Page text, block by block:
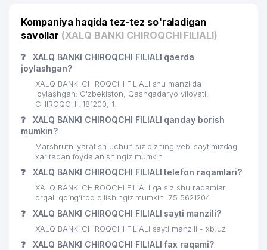
Kompaniya haqida tez-tez so'raladigan
savollar (XALQ BANKI CHIROQCHI FILIALI)
❓
XALQ BANKI CHIROQCHI FILIALI qaerda
joylashgan?
XALQ BANKI CHIROQCHI FILIALI shu manzilda
joylashgan: O'zbekiston, Qashqadaryo viloyati,
CHIROQCHI, 181200, 1.
❓
XALQ BANKI CHIROQCHI FILIALI qanday borish
mumkin?
Marshrutni yaratish uchun siz bizning veb-saytimizdagi
xaritadan foydalanishingiz mumkin
❓ XALQ BANKI CHIROQCHI FILIALI telefon raqamlari?
XALQ BANKI CHIROQCHI FILIALI ga siz shu raqamlar
orqali qo’ng’iroq qilishingiz mumkin: 75 5621204
❓ XALQ BANKI CHIROQCHI FILIALI sayti manzili?
XALQ BANKI CHIROQCHI FILIALI sayti manzili - xb.uz
❓ XALQ BANKI CHIROQCHI FILIALI fax raqami?